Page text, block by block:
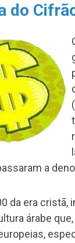
do
a
da era
árabe